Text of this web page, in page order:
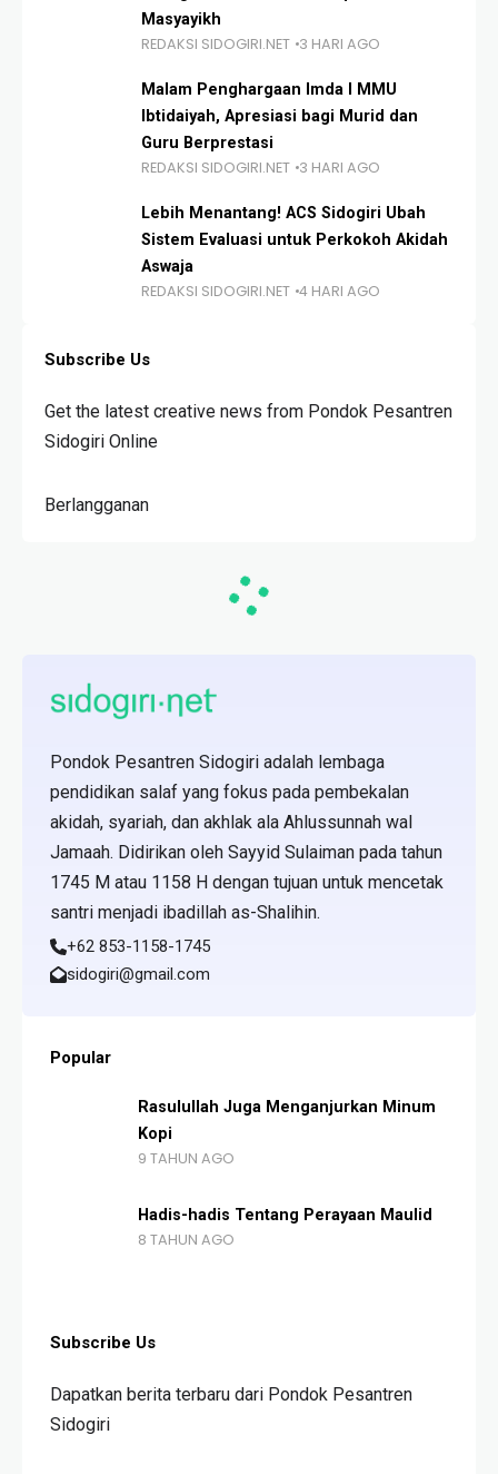
Masyayikh
REDAKSI SIDOGIRI.NET 3 HARI AGO
Malam Penghargaan Imda I MMU
Ibtidaiyah, Apresiasi bagi Murid dan
Guru Berprestasi
REDAKSI SIDOGIRI.NET 3 HARI AGO
Lebih Menantang! ACS Sidogiri Ubah
Sistem Evaluasi untuk Perkokoh Akidah
Aswaja
REDAKSI SIDOGIRI.NET 4 HARI AGO
Subscribe Us
Get the latest creative news from Pondok Pesantren
Sidogiri Online
Berlangganan
Pondok Pesantren Sidogiri adalah lembaga
pendidikan salaf yang fokus pada pembekalan
akidah, syariah, dan akhlak ala Ahlussunnah wal
Jamaah. Didirikan oleh Sayyid Sulaiman pada tahun
1745 M atau 1158 H dengan tujuan untuk mencetak
santri menjadi ibadillah as-Shalihin.
+62 853-1158-1745
sidogiri@gmail.com
Popular
Rasulullah Juga Menganjurkan Minum
Kopi
9 TAHUN AGO
Hadis-hadis Tentang Perayaan Maulid
8 TAHUN AGO
Subscribe Us
Dapatkan berita terbaru dari Pondok Pesantren
Sidogiri